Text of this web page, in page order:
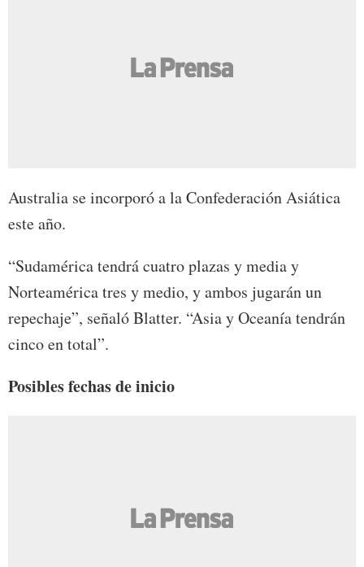
Australia se incorporó a la Confederación Asiática
este año.
“Sudamérica tendrá cuatro plazas y media y
Norteamérica tres y medio, y ambos jugarán un
repechaje”, señaló Blatter. “Asia y Oceanía tendrán
cinco en total”.
Posibles fechas de inicio